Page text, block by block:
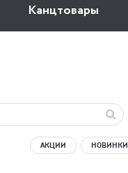
Канцтовары
АКЦИИ НОВИНКИ